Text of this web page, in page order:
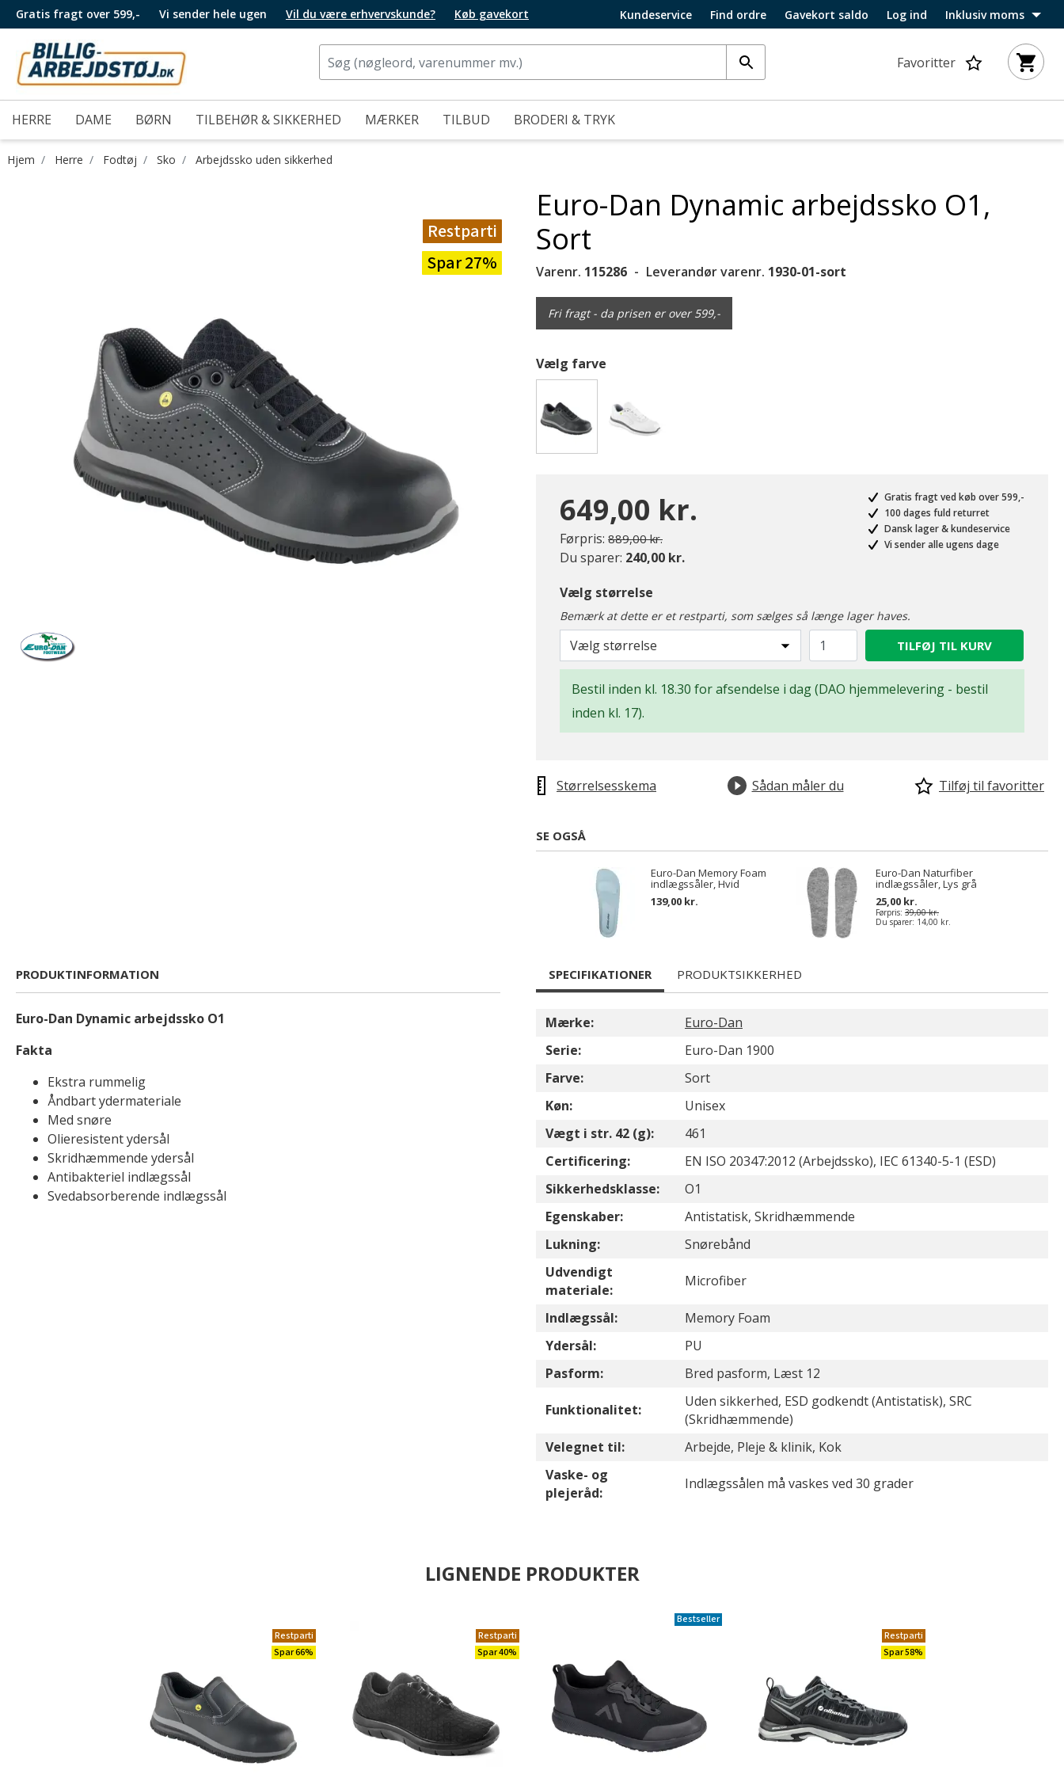
Gratis fragt over 599,- Vi sender hele ugen Vil du være erhvervskunde? Køb gavekort Kundeservice Find ordre Gavekort saldo Log ind Inklusiv moms
Favoritter
HERRE DAME BØRN TILBEHØR & SIKKERHED MÆRKER TILBUD BRODERI & TRYK
Hjem Herre Fodtøj Sko Arbejdssko uden sikkerhed
Restparti
Spar 27%
Euro-Dan Dynamic arbejdssko O1,
Sort
Varenr. 115286 Leverandør varenr. 1930-01-sort
Fri fragt - da prisen er over 599,-
Vælg farve
649,00 kr.
Førpris: Pris nedsat fra
889,00 kr.til
Du sparer: 240,00 kr.
Gratis fragt ved køb over 599,-
100 dages fuld returret
Dansk lager & kundeservice
Vi sender alle ugens dage
Vælg størrelse
Bemærk at dette er et restparti, som sælges så længe lager haves.
Vælg størrelse TILFØJ TIL KURV
Bestil inden kl. 18.30 for afsendelse i dag (DAO hjemmelevering - bestil
inden kl. 17).
Størrelsesskema Sådan måler du Tilføj til favoritter
SE OGSÅ
Euro-Dan Memory Foam
indlægssåler, Hvid
139,00 kr.
Euro-Dan Naturfiber
indlægssåler, Lys grå
25,00 kr.
Førpris: 39,00 kr.
Du sparer: 14,00 kr.
PRODUKTINFORMATION
Euro-Dan Dynamic arbejdssko O1
Fakta
Ekstra rummelig
Åndbart ydermateriale
Med snøre
Olieresistent ydersål
Skridhæmmende ydersål
Antibakteriel indlægssål
Svedabsorberende indlægssål
SPECIFIKATIONER PRODUKTSIKKERHED
Mærke:
Euro-Dan
Serie:
Euro-Dan 1900
Farve:
Sort
Køn:
Unisex
Vægt i str. 42 (g):
461
Certificering:
EN ISO 20347:2012 (Arbejdssko), IEC 61340-5-1 (ESD)
Sikkerhedsklasse:
O1
Egenskaber:
Antistatisk, Skridhæmmende
Lukning:
Snørebånd
Udvendigt
materiale:
Microfiber
Indlægssål:
Memory Foam
Ydersål:
PU
Pasform:
Bred pasform, Læst 12
Funktionalitet:
Uden sikkerhed, ESD godkendt (Antistatisk), SRC
(Skridhæmmende)
Velegnet til:
Arbejde, Pleje & klinik, Kok
Vaske- og
plejeråd:
Indlægssålen må vaskes ved 30 grader
LIGNENDE PRODUKTER
Restparti
Spar 66%
Restparti
Spar 40%
Bestseller
Restparti
Spar 58%